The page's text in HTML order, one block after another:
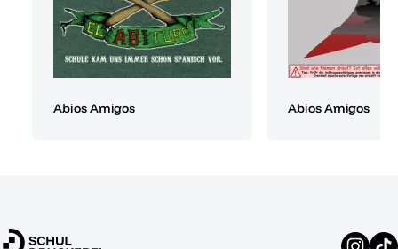
Abios Amigos Abios Amigos